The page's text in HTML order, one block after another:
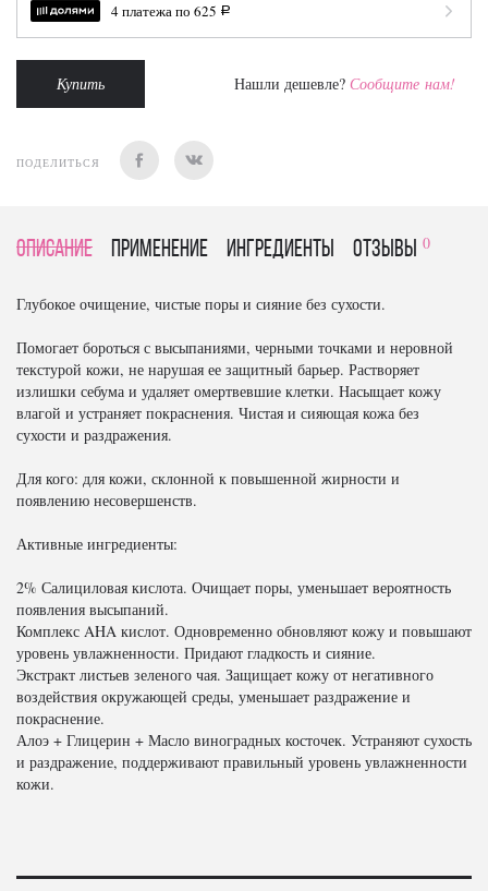
4 платежа по 625 a
Купить Нашли дешевле? Сообщите нам!
ПОДЕЛИТЬСЯ
Описание Применение Ингредиенты отзывы 0
Глубокое очищение, чистые поры и сияние без сухости.
Помогает бороться с высыпаниями, черными точками и неровной
текстурой кожи, не нарушая ее защитный барьер. Растворяет
излишки себума и удаляет омертвевшие клетки. Насыщает кожу
влагой и устраняет покраснения. Чистая и сияющая кожа без
сухости и раздражения.
Для кого: для кожи, склонной к повышенной жирности и
появлению несовершенств.
Активные ингредиенты:
2% Салициловая кислота. Очищает поры, уменьшает вероятность
появления высыпаний.
Комплекс AHA кислот. Одновременно обновляют кожу и повышают
уровень увлажненности. Придают гладкость и сияние.
Экстракт листьев зеленого чая. Защищает кожу от негативного
воздействия окружающей среды, уменьшает раздражение и
покраснение.
Алоэ + Глицерин + Масло виноградных косточек. Устраняют сухость
и раздражение, поддерживают правильный уровень увлажненности
кожи.